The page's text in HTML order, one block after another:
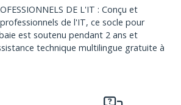
DE L'IT : Conçu et
de l'IT, ce socle pour
est soutenu pendant 2 ans et
technique multilingue gratuite à